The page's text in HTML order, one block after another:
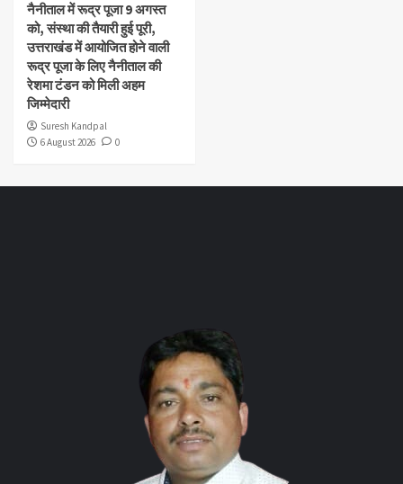
नैनीताल में रूद्र पूजा 9 अगस्त
को, संस्था की तैयारी हुई पूरी,
उत्तराखंड में आयोजित होने वाली
रूद्र पूजा के लिए नैनीताल की
रेशमा टंडन को मिली अहम
जिम्मेदारी
Suresh Kandpal
6 August 2026
0